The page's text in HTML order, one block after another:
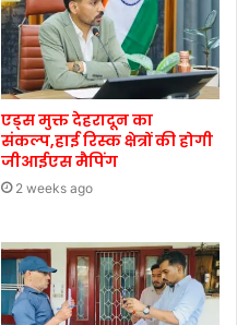
एड्स मुक्त देहरादून का
संकल्प,हाई रिस्क क्षेत्रों की होगी
जीआईएस मैपिंग
2 weeks ago